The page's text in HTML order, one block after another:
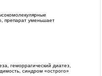
препарат уменьшает
геморрагический диатез,
синдром «острого»